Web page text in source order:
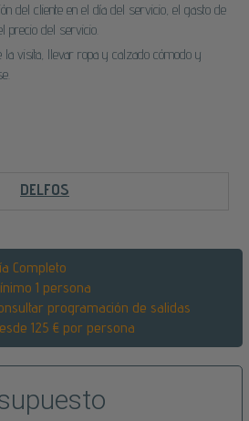
del cliente en el día del servicio, el gasto de
precio del servicio.
visita, llevar ropa y calzado cómodo y
DELFOS
Completo
1 persona
programación de salidas
125 € por persona